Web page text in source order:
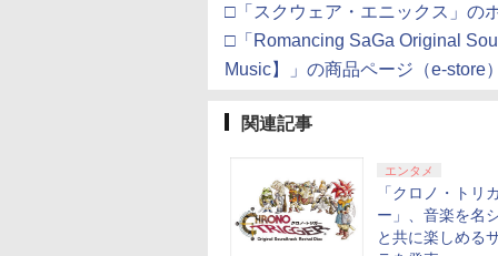
□「スクウェア・エニックス」の
□「Romancing SaGa Original
Music】」の商品ページ（e-store
関連記事
エンタメ
「クロノ・トリ
ー」、音楽を名
と共に楽しめる